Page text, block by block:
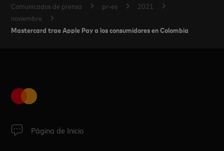
Comunicados de prensa
pr-es
2021
noviembre
Mastercard trae Apple Pay a los consumidores en Colombia
Página de Inicio